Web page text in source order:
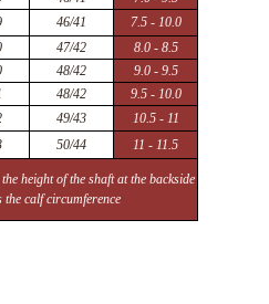
46/41
7.5 - 10.0
47/42
8.0 - 8.5
48/42
9.0 - 9.5
48/42
9.5 - 10.0
49/43
10.5 - 11
50/44 11 - 11.5
height of the shaft at the backside
the calf circumference